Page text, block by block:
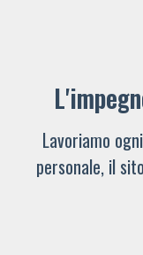
Lavoriamo
personale, il